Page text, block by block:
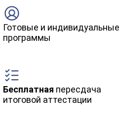
Готовые и индивидуальные
программы
Бесплатная пересдача
итоговой аттестации